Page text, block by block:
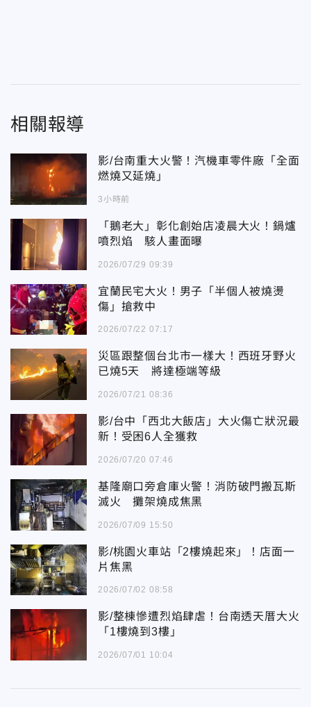
相關報導
影/台南重大火警！汽機車零件廠「全面
燃燒又延燒」
3小時前
「鵝老大」彰化創始店凌晨大火！鍋爐
噴烈焰 駭人畫面曝
2026/07/29 09:39
宜蘭民宅大火！男子「半個人被燒燙
傷」搶救中
2026/07/22 07:17
災區跟整個台北市一樣大！西班牙野火
已燒5天 將達極端等級
2026/07/21 08:36
影/台中「西北大飯店」大火傷亡狀況最
新！受困6人全獲救
2026/07/20 07:46
基隆廟口旁倉庫火警！消防破門搬瓦斯
滅火 攤架燒成焦黑
2026/07/09 15:50
影/桃園火車站「2樓燒起來」！店面一
片焦黑
2026/07/02 08:58
影/整棟慘遭烈焰肆虐！台南透天厝大火
「1樓燒到3樓」
2026/07/01 10:04